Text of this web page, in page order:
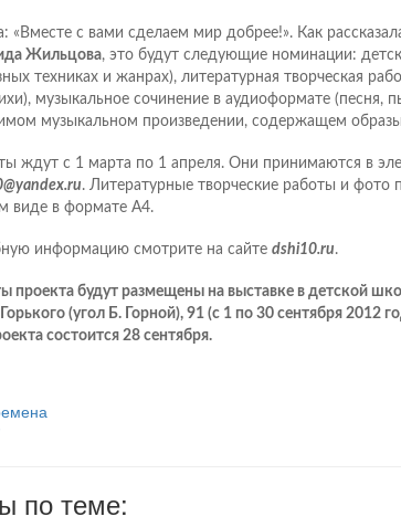
«Вместе с вами сделаем мир добрее!». Как
Жильцова, это будут следующие номинации:
техниках и жанрах), литературная творческая
музыкальное сочинение в аудиоформате (песня,
музыкальном произведении, содержащем
ждут с 1 марта по 1 апреля. Они принимаются в
. Литературные творческие работы и фото
виде в формате А4.
информацию смотрите на сайте dshi10.ru.
проекта будут размещены на выставке в детской
(угол Б. Горной), 91 (с 1 по 30 сентября 2012
состоится 28 сентября.
по теме: